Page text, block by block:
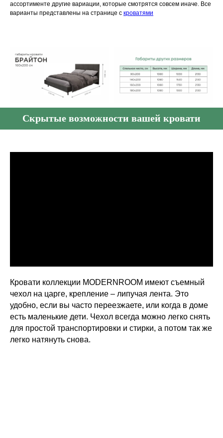
ассортименте другие вариации, которые смотрятся совсем иначе. Все
варианты представлены на странице с кроватями
Скрытые возможности вашей кровати
Кровати коллекции MODERNROOM имеют съемный
чехол на царге, крепление – липучая лента. Это
удобно, если вы часто переезжаете, или когда в доме
есть маленькие дети. Чехол всегда можно легко снять
для простой транспортировки и стирки, а потом так же
легко натянуть снова.